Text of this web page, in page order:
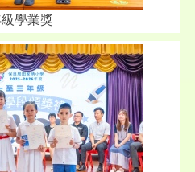
級學業獎